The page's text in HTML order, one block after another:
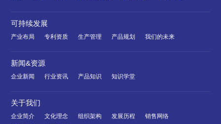
可持续发展
产业布局 专利资质 生产管理 产品规划 我们的未来
新闻&资源
企业新闻 行业资讯 产品知识 知识学堂
关于我们
企业简介 文化理念 组织架构 发展历程
销售网络